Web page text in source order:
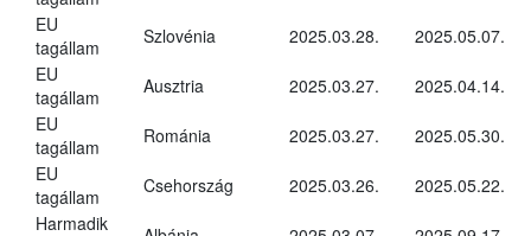
EU
tagállam
Szlovénia 2025.03.28.
2025.05.07.
EU
tagállam
Ausztria 2025.03.27.
2025.04.14.
EU
tagállam
Románia 2025.03.27.
2025.05.30.
EU
tagállam
Csehország 2025.03.26.
2025.05.22.
Harmadik